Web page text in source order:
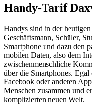
Handy-Tarif
Handys sind in der
Geschäftsmann, Schüler,
Smartphone und dazu den
mobilen Daten, also dem
zwischenmenschliche
über die Smartphones.
Facebook oder anderen
Menschen zusammen und
komplizierten neuen Welt.